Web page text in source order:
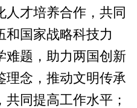
人才培养合作，共同
和国家战略科技力
难题，助力两国创新
理念，推动文明传承
同提高工作水平；